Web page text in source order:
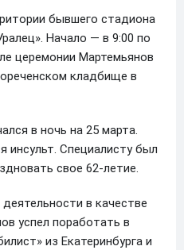
бывшего стадиона
Начало — в 9:00 по
церемонии Мартемьянов
кладбище в
в ночь на 25 марта.
инсульт. Специалисту был
свое 62-летие.
в качестве
успел поработать в
из Екатеринбурга и